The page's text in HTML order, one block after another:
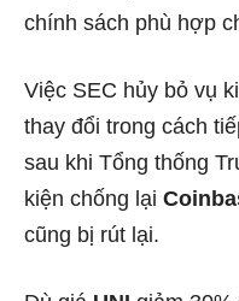
chính sách phù hợp
Việc SEC hủy bỏ vụ
thay đổi trong cách
sau khi Tổng thống
kiện chống lại
cũng bị rút lại.